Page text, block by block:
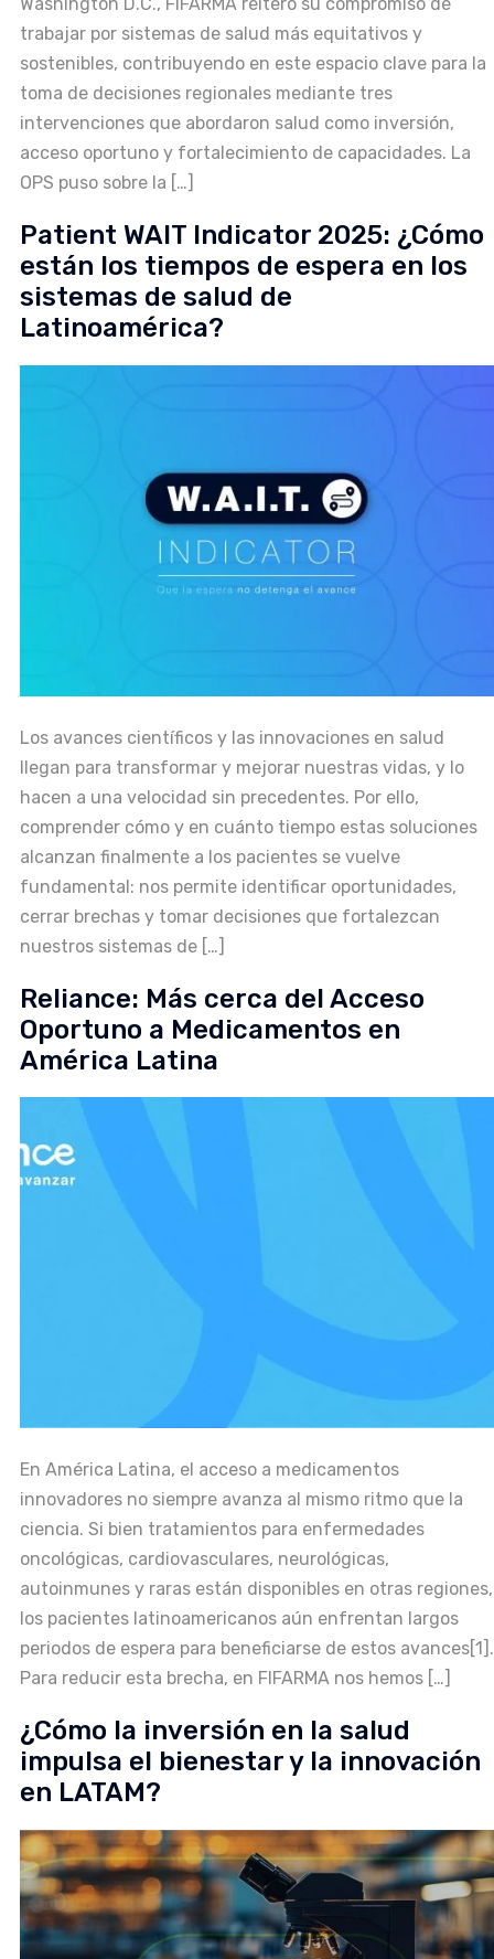
trabajar por sistemas de salud más equitativos y
sostenibles, contribuyendo en este espacio clave para la
toma de decisiones regionales mediante tres
intervenciones que abordaron salud como inversión,
acceso oportuno y fortalecimiento de capacidades. La
OPS puso sobre la […]
Patient WAIT Indicator 2025: ¿Cómo
están los tiempos de espera en los
sistemas de salud de
Latinoamérica?
Los avances científicos y las innovaciones en salud
llegan para transformar y mejorar nuestras vidas, y lo
hacen a una velocidad sin precedentes. Por ello,
comprender cómo y en cuánto tiempo estas soluciones
alcanzan finalmente a los pacientes se vuelve
fundamental: nos permite identificar oportunidades,
cerrar brechas y tomar decisiones que fortalezcan
nuestros sistemas de […]
Reliance: Más cerca del Acceso
Oportuno a Medicamentos en
América Latina
En América Latina, el acceso a medicamentos
innovadores no siempre avanza al mismo ritmo que la
ciencia. Si bien tratamientos para enfermedades
oncológicas, cardiovasculares, neurológicas,
autoinmunes y raras están disponibles en otras regiones,
los pacientes latinoamericanos aún enfrentan largos
periodos de espera para beneficiarse de estos avances[1].
Para reducir esta brecha, en FIFARMA nos hemos […]
¿Cómo la inversión en la salud
impulsa el bienestar y la innovación
en LATAM?